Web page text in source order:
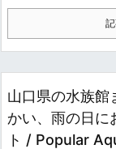
山口県の水族館
かい、雨の日に
ト / Popular